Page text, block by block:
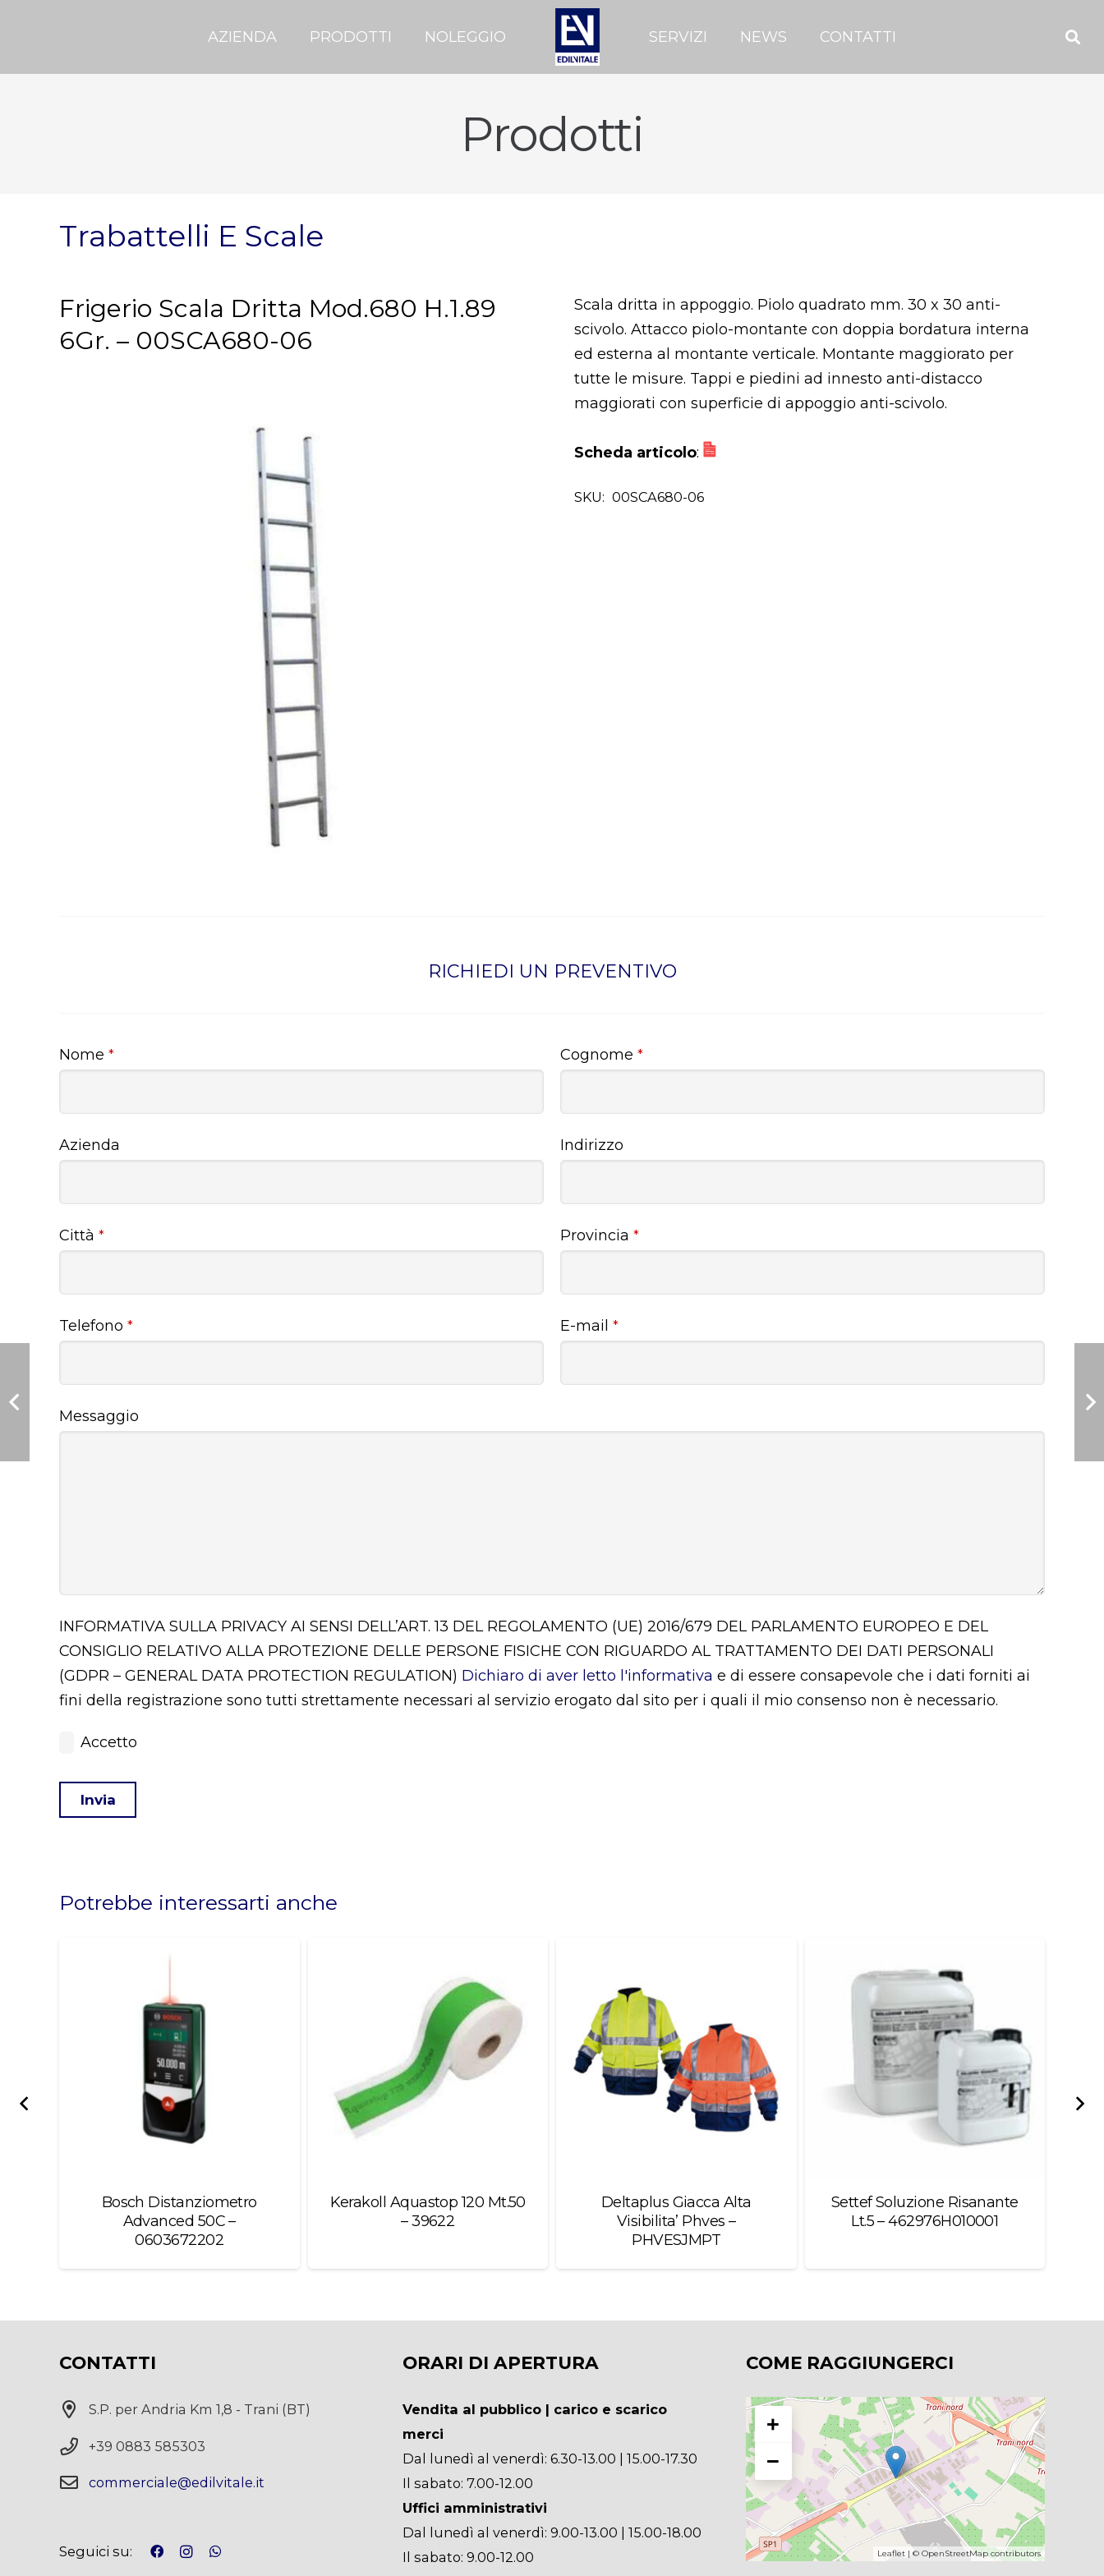
AZIENDA PRODOTTI NOLEGGIO SERVIZI NEWS CONTATTI
Prodotti
Trabattelli E Scale
Frigerio Scala Dritta Mod.680 H.1.89
6Gr. – 00SCA680-06
Scala dritta in appoggio. Piolo quadrato mm. 30 x 30 anti-
scivolo. Attacco piolo-montante con doppia bordatura interna
ed esterna al montante verticale. Montante maggiorato per
tutte le misure. Tappi e piedini ad innesto anti-distacco
maggiorati con superficie di appoggio anti-scivolo.
Scheda articolo:
SKU: 00SCA680-06
RICHIEDI UN PREVENTIVO
Nome *
Azienda
Città *
Telefono *
Cognome *
Indirizzo
Provincia *
E-mail *
Messaggio
INFORMATIVA SULLA PRIVACY AI SENSI DELL’ART. 13 DEL REGOLAMENTO (UE) 2016/679 DEL PARLAMENTO EUROPEO E DEL
CONSIGLIO RELATIVO ALLA PROTEZIONE DELLE PERSONE FISICHE CON RIGUARDO AL TRATTAMENTO DEI DATI PERSONALI
(GDPR – GENERAL DATA PROTECTION REGULATION) Dichiaro di aver letto l'informativa e di essere consapevole che i dati forniti ai
fini della registrazione sono tutti strettamente necessari al servizio erogato dal sito per i quali il mio consenso non è necessario.
Accetto
Invia
should
Potrebbe interessarti anche
Bosch Distanziometro
Advanced 50C –
0603672202
Kerakoll Aquastop 120 Mt.50
– 39622
Deltaplus Giacca Alta
Visibilita’ Phves –
PHVESJMPT
Settef Soluzione Risanante
Lt.5 – 462976H010001
CONTATTI
S.P. per Andria Km 1,8 - Trani (BT)
+39 0883 585303
commerciale@edilvitale.it
Seguici su:
ORARI DI APERTURA
Vendita al pubblico | carico e scarico
merci
Dal lunedì al venerdì: 6.30-13.00 | 15.00-17.30
Il sabato: 7.00-12.00
Uffici amministrativi
Dal lunedì al venerdì: 9.00-13.00 | 15.00-18.00
Il sabato: 9.00-12.00
COME RAGGIUNGERCI
+
−
Leaflet| © OpenStreetMapcontributors